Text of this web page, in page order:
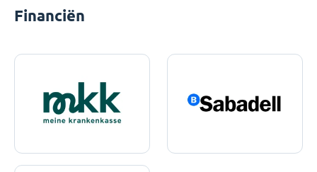
Financiën